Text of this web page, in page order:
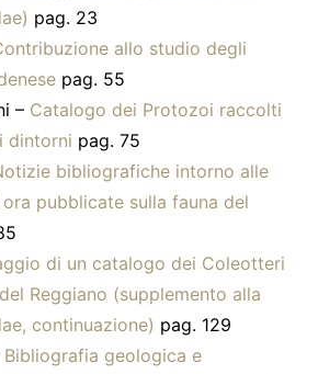
pag. 23
allo studio degli
pag. 55
– Catalogo dei Protozoi raccolti
dintorni pag. 75
bibliografiche intorno alle
pubblicate sulla fauna del
di un catalogo dei Coleotteri
Reggiano (supplemento alla
continuazione) pag. 129
Bibliografia geologica e